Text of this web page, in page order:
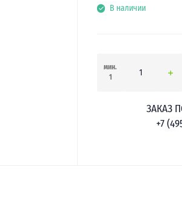
В наличии
мин.
1
ЗАКАЗ
+7